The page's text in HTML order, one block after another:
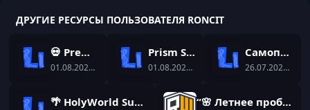
ДРУГИЕ РЕСУРСЫ ПОЛЬЗОВАТЕЛЯ RONCIT
💀 Premium Bedwars Setup | NitroSetup
01.08.2026 — roncit
Prism Skyblock Setup | Dungeon-RPG Setup
01.08.2026 — roncit
Самописный плагин на ИИ - TwinAI
26.07.2026 —
🌴 HolyWorld Summer | Готовая сборка с уникальными самописами “🌸 Летнее пробуждение в ReallyWorld! 🌿✨ Новая сборка уже здесь!”